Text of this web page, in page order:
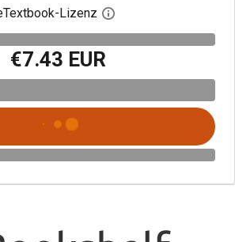
Lizenz Digitalen
€7.43 EUR